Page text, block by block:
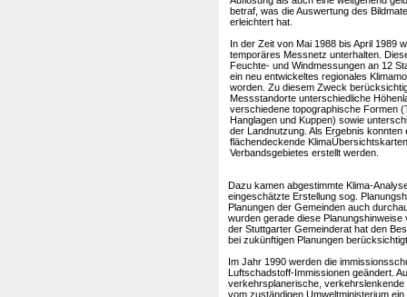
betraf, was die Auswertung des
erleichtert hat.
In der Zeit von Mai 1988 bis April 1989
temporäres Messnetz unterhalten.
Feuchte- und Windmessungen an 12
ein neu entwickeltes regionales
worden. Zu diesem Zweck
Messstandorte unterschiedliche
verschiedene topographische Formen
Hanglagen und Kuppen) sowie
der Landnutzung. Als Ergebnis konnten
flächendeckende
Verbandsgebietes erstellt werden.
Dazu kamen abgestimmte Klima-
eingeschätzte Erstellung sog.
Planungen der Gemeinden auch
wurden gerade diese
der Stuttgarter Gemeinderat hat den
bei zukünftigen Planungen
Im Jahr 1990 werden die
Luftschadstoff-Immissionen geändert.
verkehrsplanerische,
vom zuständigen Umweltministerium